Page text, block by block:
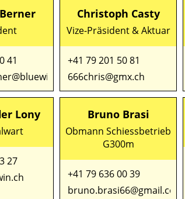
41
Christoph Casty
Vize-Präsident & Aktuar
+41 79 201 50 81
666chris@gmx.ch
Lony
27
Bruno Brasi
Obmann Schiessbetrieb
G300m
+41 79 636 00 39
bruno.brasi66@gmail.com